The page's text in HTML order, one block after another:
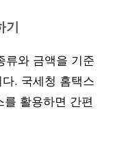
류와 금액을 기준
. 국세청 홈택스
를 활용하면 간편